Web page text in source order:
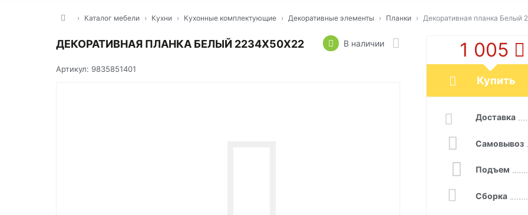
Каталог мебели Кухни Кухонные комплектующие Декоративные элементы Планки Декоративная планка Белый
В наличии
ДЕКОРАТИВНАЯ ПЛАНКА БЕЛЫЙ 2234X50X22
Артикул: 9835851401
1 005
Купить
Доставка
Самовывоз
Подъем
Сборка